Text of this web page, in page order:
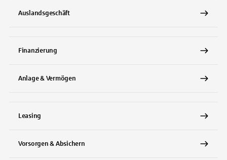
Auslandsgeschäft
Finanzierung
Anlage & Vermögen
Leasing
Vorsorgen & Absichern